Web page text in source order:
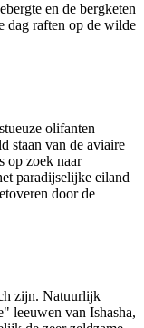
en de bergketen
dag raften op de wilde
olifanten
staan van de aviaire
op zoek naar
paradijselijke eiland
door de
zijn. Natuurlijk
leeuwen van Ishasha,